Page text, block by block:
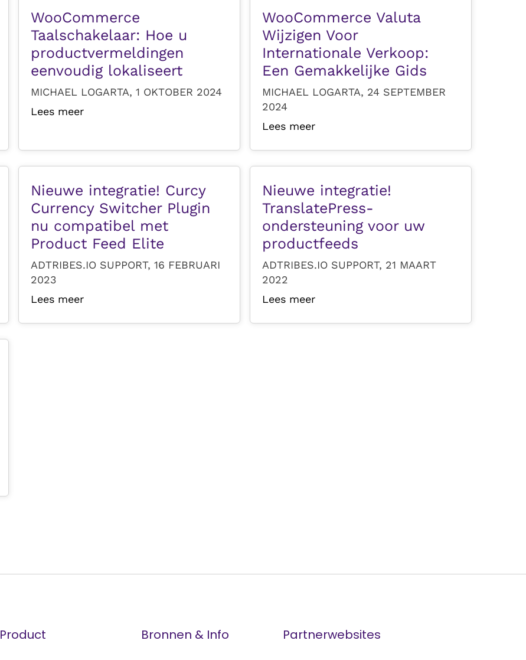
WooCommerce
Taalschakelaar: Hoe u
productvermeldingen
eenvoudig lokaliseert
MICHAEL LOGARTA, 1 OKTOBER 2024
Lees meer
WooCommerce Valuta
Wijzigen Voor
Internationale Verkoop:
Een Gemakkelijke Gids
MICHAEL LOGARTA, 24 SEPTEMBER
2024
Lees meer
Nieuwe integratie! Curcy
Currency Switcher Plugin
nu compatibel met
Product Feed Elite
ADTRIBES.IO SUPPORT, 16 FEBRUARI
2023
Lees meer
Nieuwe integratie!
TranslatePress-
ondersteuning voor uw
productfeeds
ADTRIBES.IO SUPPORT, 21 MAART
2022
Lees meer
Product Bronnen & Info Partnerwebsites